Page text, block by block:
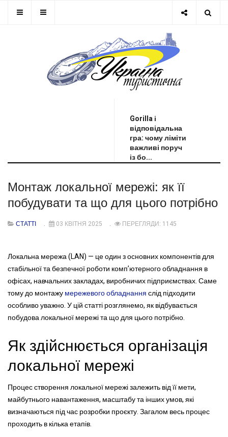
Gorilla і
відповідальна
гра: чому ліміти
важливі поруч
із бо...
Монтаж локальної мережі: як її
побудувати та що для цього потрібно
СТАТТІ 03 КВІТНЯ 2025 ПЕРЕГЛЯДИ: 1145
Локальна мережа (LAN) — це один з основних компонентів для
стабільної та безпечної роботи комп’ютерного обладнання в
офісах, навчальних закладах, виробничих підприємствах. Саме
тому до монтажумережевого обладнанняслід підходити
особливо уважно. У цій статті розглянемо, як відбувається
побудова локальної мережі та що для цього потрібно.
Як здійснюється організація
локальної мережі
Процес створення локальної мережі залежить від її мети,
майбутнього навантаження, масштабу та інших умов, які
визначаються під час розробки проєкту. Загалом весь процес
проходить в кілька етапів.